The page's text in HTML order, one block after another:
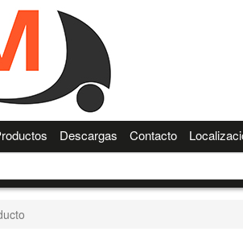
Descargas Contacto